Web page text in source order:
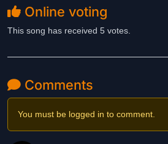
Online voting
This song has received 5 votes.
Comments
You must be logged in to comment.